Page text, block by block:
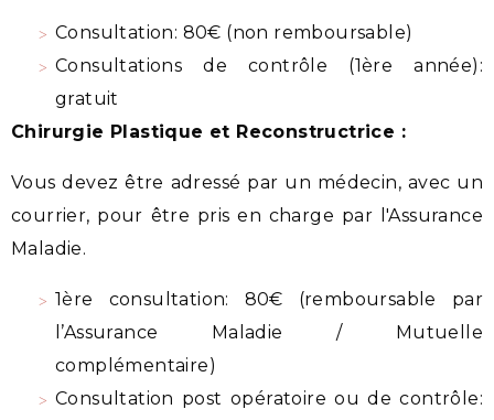
Consultation: 80€ (non remboursable)
Consultations de contrôle (1ère année):
gratuit
Chirurgie Plastique et Reconstructrice :
Vous devez être adressé par un médecin, avec un
courrier, pour être pris en charge par l'Assurance
Maladie.
1ère consultation: 80€ (remboursable par
l’Assurance Maladie / Mutuelle
complémentaire)
Consultation post opératoire ou de contrôle: